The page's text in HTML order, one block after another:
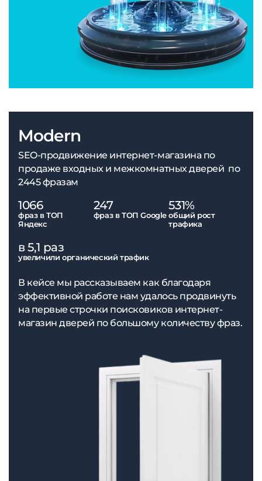
Modern
SEO-продвижение интернет-магазина по
продаже входных и межкомнатных дверей по
2445 фразам
1066
фраз в ТОП
Яндекс
247
фраз в ТОП Google
531%
общий рост
трафика
в 5,1 раз
увеличили органический трафик
В кейсе мы рассказываем как благодаря
эффективной работе нам удалось продвинуть
на первые строчки поисковиков интернет-
магазин дверей по большому количеству фраз.